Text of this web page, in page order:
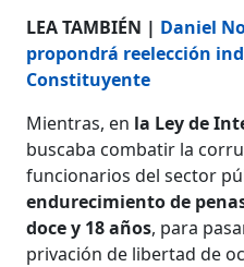
LEA TAMBIÉN | Daniel
propondrá reelección
Constituyente
Mientras, en la Ley de
buscaba combatir la
funcionarios del sector
endurecimiento de
doce y 18 años, para
privación de libertad de